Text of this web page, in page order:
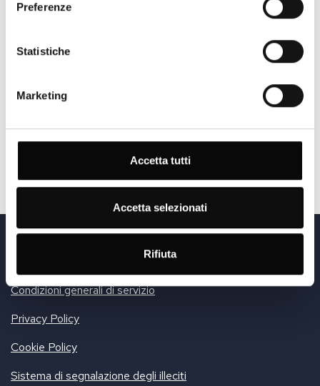
Preferenze
Statistiche
Marketing
Accetta tutti
Accetta selezionati
Rifiuta
RICHIEDA INFORMAZIONI
Via Cantonale 1 | CH-6916 Grancia | Phone +41 91 25 25 100
Sede legale: Firststrasse 33, 8835 Feusisberg | UID-Nr.: CHE-428.185.888
Condizioni generali di servizio
Privacy Policy
Cookie Policy
Sistema di segnalazione degli illeciti